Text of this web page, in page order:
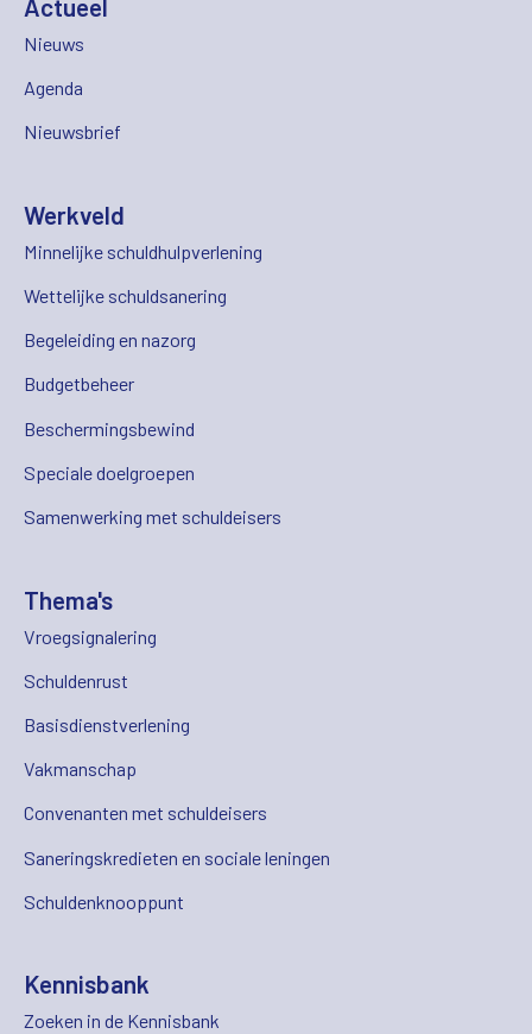
Actueel
Nieuws
Agenda
Nieuwsbrief
Werkveld
Minnelijke schuldhulpverlening
Wettelijke schuldsanering
Begeleiding en nazorg
Budgetbeheer
Beschermingsbewind
Speciale doelgroepen
Samenwerking met schuldeisers
Thema's
Vroegsignalering
Schuldenrust
Basisdienstverlening
Vakmanschap
Convenanten met schuldeisers
Saneringskredieten en sociale leningen
Schuldenknooppunt
Kennisbank
Zoeken in de Kennisbank